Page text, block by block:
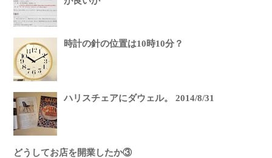
時計の針の位置は10時10分？
ハリスチェアにダウェル。 2014/8/31
どうしてお店を開業したか③